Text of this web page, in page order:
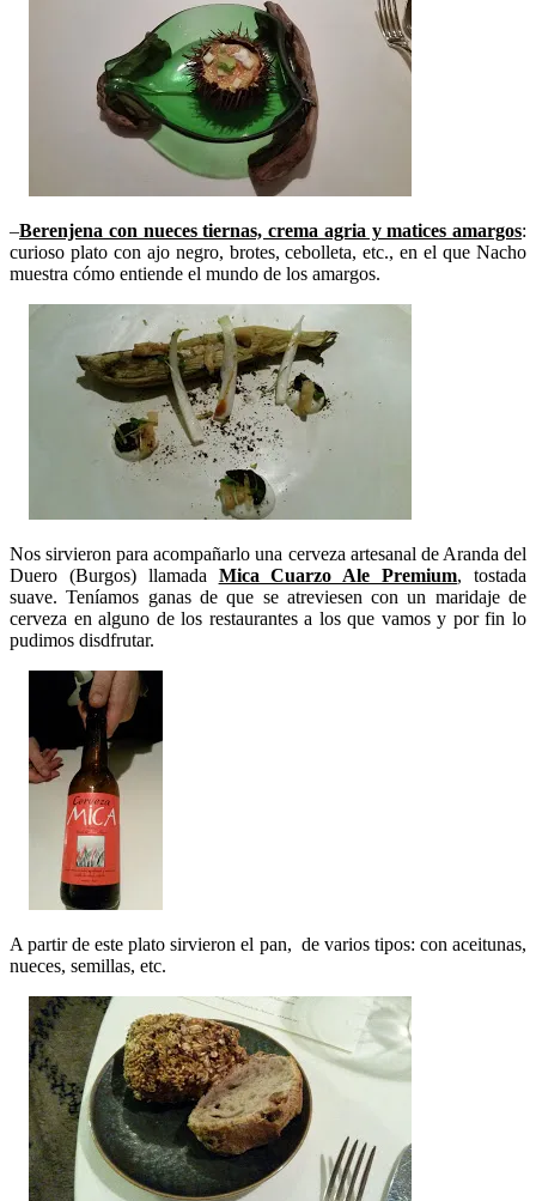
–Berenjena con nueces tiernas, crema agria y matices amargos:
curioso plato con ajo negro, brotes, cebolleta, etc., en el que Nacho
muestra cómo entiende el mundo de los amargos.
Nos sirvieron para acompañarlo una cerveza artesanal de Aranda del
Duero (Burgos) llamada Mica Cuarzo Ale Premium, tostada
suave. Teníamos ganas de que se atreviesen con un maridaje de
cerveza en alguno de los restaurantes a los que vamos y por fin lo
pudimos disdfrutar.
A partir de este plato sirvieron el pan, de varios tipos: con aceitunas,
nueces, semillas, etc.